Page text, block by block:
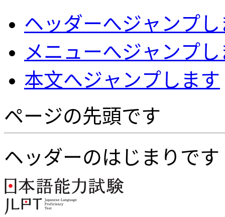
ヘッダーへジャンプし
メニューへジャンプ
本文へジャンプします
ページの先頭です
ヘッダーのはじまりです